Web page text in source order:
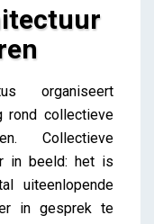
organiseert
rond collectieve
Collectieve
in beeld: het is
uiteenlopende
in gesprek te